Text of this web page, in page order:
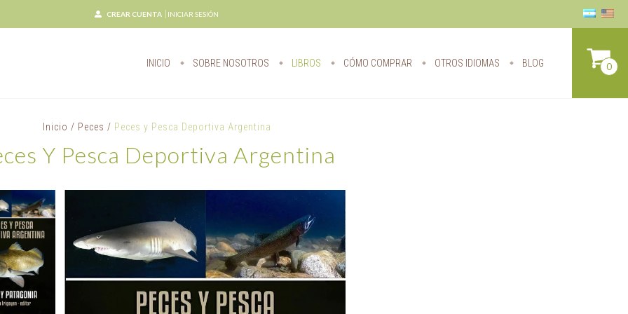
CREAR CUENTA INICIAR SESIÓN
INICIO SOBRE NOSOTROS LIBROS CÓMO COMPRAR OTROS IDIOMAS BLOG 0
Inicio / Peces / Peces y Pesca Deportiva Argentina
Y Pesca Deportiva Argentina